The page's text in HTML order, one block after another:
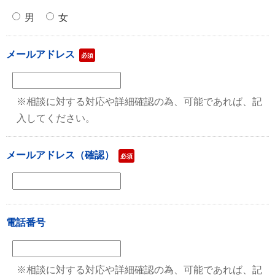
男 女
メールアドレス 必須
※相談に対する対応や詳細確認の為、可能であれば、記
入してください。
メールアドレス（確認） 必須
電話番号
※相談に対する対応や詳細確認の為、可能であれば、記